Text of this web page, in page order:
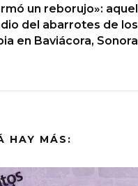
un reborujo»: aquel
del abarrotes de los
en Baviácora, Sonora
HAY MÁS: